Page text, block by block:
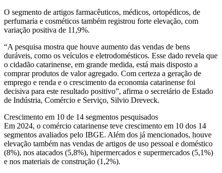
O segmento de artigos farmacêuticos, médicos, ortopédicos, de
perfumaria e cosméticos também registrou forte elevação, com
variação positiva de 11,9%.
“A pesquisa mostra que houve aumento das vendas de bens
duráveis, como os veículos e eletrodomésticos. Esse dado revela que
o cidadão catarinense, em grande medida, está mais disposto a
comprar produtos de valor agregado. Com certeza a geração de
emprego e renda e o crescimento da economia catarinense foi
decisiva para este resultado positivo”, afirma o secretário de Estado
de Indústria, Comércio e Serviço, Silvio Dreveck.
Crescimento em 10 de 14 segmentos pesquisados
Em 2024, o comércio catarinense teve crescimento em 10 dos 14
segmentos avaliados pelo IBGE. Além dos já mencionados, houve
elevação também nas vendas de artigos de uso pessoal e doméstico
(8%), nos atacados (5,8%), hipermercados e supermercados (5,1%)
e nos materiais de construção (1,2%).